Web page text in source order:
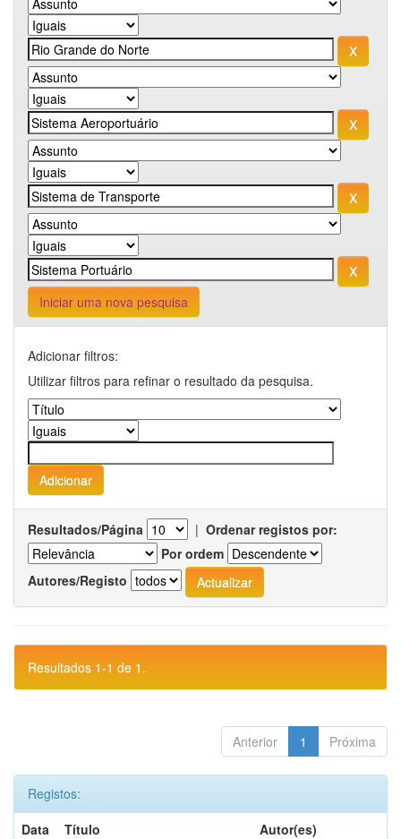
Iniciar uma nova pesquisa
Adicionar filtros:
Utilizar filtros para refinar o resultado da pesquisa.
Resultados/Página | Ordenar registos por:
Por ordem
Autores/Registo
Resultados 1-1 de 1.
Anterior 1 Próxima
Registos:
Data
Título
Autor(es)